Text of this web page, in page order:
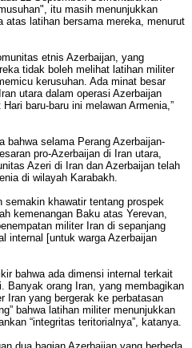
itu masih menunjukkan
atas latihan bersama mereka, menurut
etnis Azerbaijan, yang
tidak boleh melihat latihan militer
kerusuhan. Ada minat besar
utara dalam operasi Azerbaijan
baru-baru ini melawan Armenia,”
bahwa selama Perang Azerbaijan-
pro-Azerbaijan di Iran utara,
Azeri di Iran dan Azerbaijan telah
di wilayah Karabakh.
semakin khawatir tentang prospek
kemenangan Baku atas Yerevan,
militer Iran di sepanjang
internal [untuk warga Azerbaijan
bahwa ada dimensi internal terkait
Banyak orang Iran, yang membagikan
Iran yang bergerak ke perbatasan
bahwa latihan militer menunjukkan
“integritas teritorialnya”, katanya.